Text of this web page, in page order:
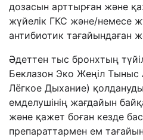
дозасын арттырған және
жүйелік ГКС және/немесе
антибиотик тағайындаған
Әдеттен тыс бронхтың
Беклазон Эко Жеңіл
Лёгкое Дыхание)
емделушінің жағдайын
және қажет боған кезде
препараттармен ем